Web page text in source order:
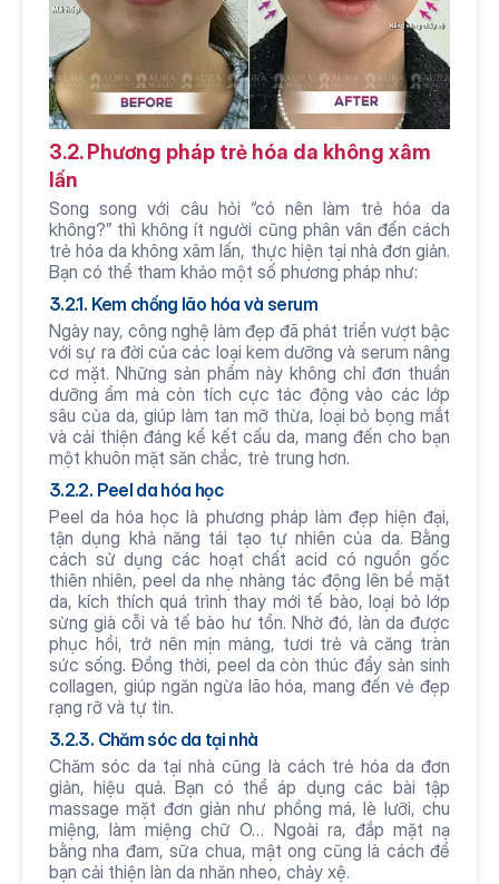
3.2. Phương pháp trẻ hóa da không xâm
lấn
Song song với câu hỏi “có nên làm trẻ hóa da
không?” thì không ít người cũng phân vân đến cách
trẻ hóa da không xâm lấn, thực hiện tại nhà đơn giản.
Bạn có thể tham khảo một số phương pháp như:
3.2.1. Kem chống lão hóa và serum
Ngày nay, công nghệ làm đẹp đã phát triển vượt bậc
với sự ra đời của các loại kem dưỡng và serum nâng
cơ mặt. Những sản phẩm này không chỉ đơn thuần
dưỡng ẩm mà còn tích cực tác động vào các lớp
sâu của da, giúp làm tan mỡ thừa, loại bỏ bọng mắt
và cải thiện đáng kể kết cấu da, mang đến cho bạn
một khuôn mặt săn chắc, trẻ trung hơn.
3.2.2. Peel da hóa học
Peel da hóa học là phương pháp làm đẹp hiện đại,
tận dụng khả năng tái tạo tự nhiên của da. Bằng
cách sử dụng các hoạt chất acid có nguồn gốc
thiên nhiên, peel da nhẹ nhàng tác động lên bề mặt
da, kích thích quá trình thay mới tế bào, loại bỏ lớp
sừng già cỗi và tế bào hư tổn. Nhờ đó, làn da được
phục hồi, trở nên mịn màng, tươi trẻ và căng tràn
sức sống. Đồng thời, peel da còn thúc đẩy sản sinh
collagen, giúp ngăn ngừa lão hóa, mang đến vẻ đẹp
rạng rỡ và tự tin.
3.2.3. Chăm sóc da tại nhà
Chăm sóc da tại nhà cũng là cách trẻ hóa da đơn
giản, hiệu quả. Bạn có thể áp dụng các bài tập
massage mặt đơn giản như phồng má, lè lưỡi, chu
miệng, làm miệng chữ O… Ngoài ra, đắp mặt nạ
bằng nha đam, sữa chua, mật ong cũng là cách để
bạn cải thiện làn da nhăn nheo, chảy xệ.